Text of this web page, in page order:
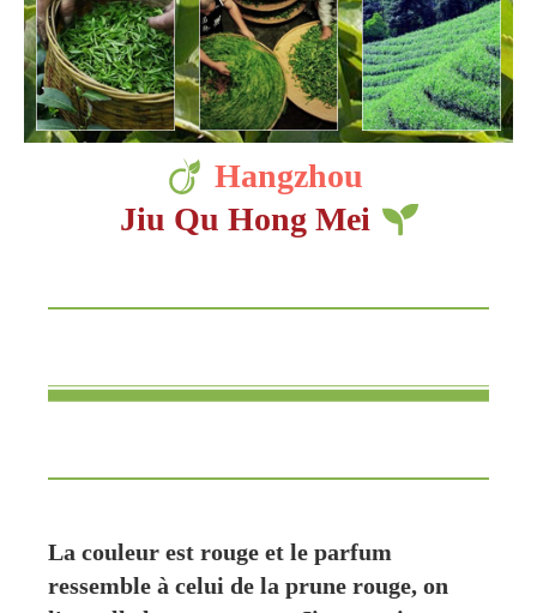
Hangzhou
Jiu Qu Hong Mei
La couleur est rouge et le parfum
ressemble à celui de la prune rouge, on